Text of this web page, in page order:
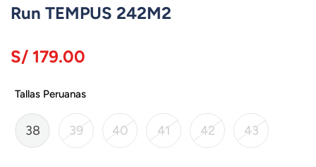
Run TEMPUS 242M2
S/ 179.00
Tallas Peruanas
38 39 40 41 42 43